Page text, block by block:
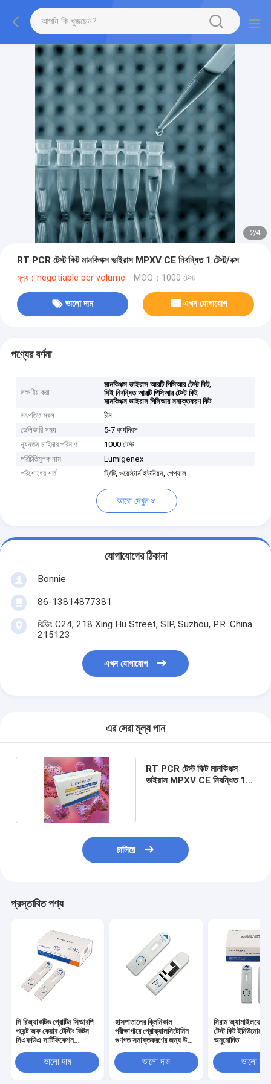
2/4
RT PCR টেস্ট কিট মানকিপক্স ভাইরাস MPXV CE নিবন্ধিত 1 টেস্ট/বক্স
মূল্য：negotiable per volume MOQ：1000 টেস্ট
ভালো দাম এখন যোগাযোগ
পণ্যের বর্ণনা
লক্ষণীয় করা
মানকিপক্স ভাইরাস আরটি পিসিআর টেস্ট কিট,
সিই নিবন্ধিত আরটি পিসিআর টেস্ট কিট,
মানকিপক্স ভাইরাস পিসিআর সনাক্তকরণ কিট
উৎপত্তি স্থল
চীন
ডেলিভারি সময়
5-7 কার্যদিবস
ন্যূনতম চাহিদার পরিমাণ
1000 টেস্ট
পরিচিতিমুলক নাম
Lumigenex
পরিশোধের শর্ত
টি/টি, ওয়েস্টার্ন ইউনিয়ন, পেপ্যাল
আরো দেখুন
যোগাযোগের ঠিকানা
Bonnie
86-13814877381
বিল্ডিং C24, 218 Xing Hu Street, SIP, Suzhou, P.R. China
215123
এখন যোগাযোগ
এর সেরা মূল্য পান
RT PCR টেস্ট কিট মানকিপক্স
ভাইরাস MPXV CE নিবন্ধিত 1
চালিয়ে
প্রস্তাবিত পণ্য
সি রিঅ্যাকটিভ প্রোটিন সিআরপি
পয়েন্ট অফ কেয়ার টেস্টিং কিটস
সিএফডিএ সার্টিফিকেশন
ভালো দাম
হাসপাতালের ক্লিনিকাল
পরীক্ষাগারে প্রোক্যালসিটোনিন
গুণগত সনাক্তকরণের জন্য উচ্চ
ভালো দাম
সিরাম অ্যামাইলয়েড
টেস্ট কিট ইমিউনোসে
অনুমোদিত
ভালো দাম